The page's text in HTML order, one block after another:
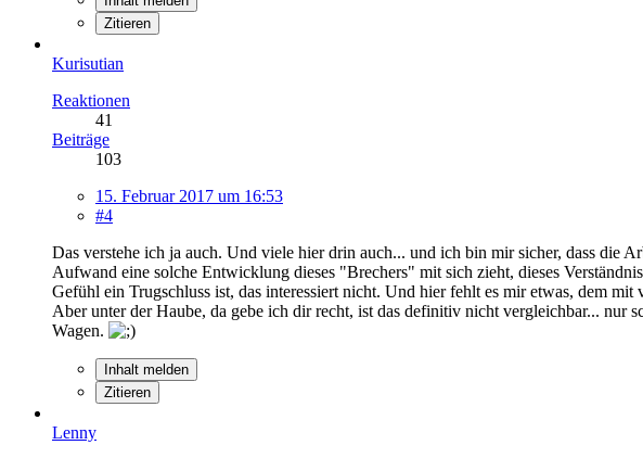
Zitieren
Kurisutian
Reaktionen
41
Beiträge
103
15. Februar 2017 um 16:53
#4
Das verstehe ich ja auch. Und viele hier drin auch... und ich bin mir sicher, dass die
Aufwand eine solche Entwicklung dieses "Brechers" mit sich zieht, dieses
Gefühl ein Trugschluss ist, das interessiert nicht. Und hier fehlt es mir etwas, dem
Aber unter der Haube, da gebe ich dir recht, ist das definitiv nicht vergleichbar... nur
Wagen.
Inhalt melden
Zitieren
Lenny